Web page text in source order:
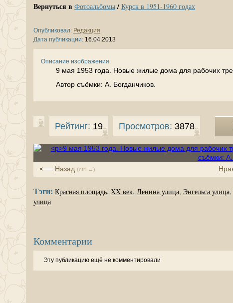
Вернуться в Фотоальбомы/ Курск в 1951-1960 годах
Опубликовал: Редакция
Дата публикации: 16.04.2013
Описание изображения:
9 мая 1953 года. Новые жилые дома для рабочих
Автор съёмки: А. Богданчиков.
Рейтинг: 19 Просмотров: 3878
Назад (ctrl ←)
Тэги: Красная площадь, XX век, Ленина улица, Энгельса улица,
улица
Комментарии
Эту публикацию ещё не комментировали